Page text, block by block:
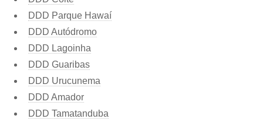
DDD Parque Hawaí
DDD Autódromo
DDD Lagoinha
DDD Guaribas
DDD Urucunema
DDD Amador
DDD Tamatanduba